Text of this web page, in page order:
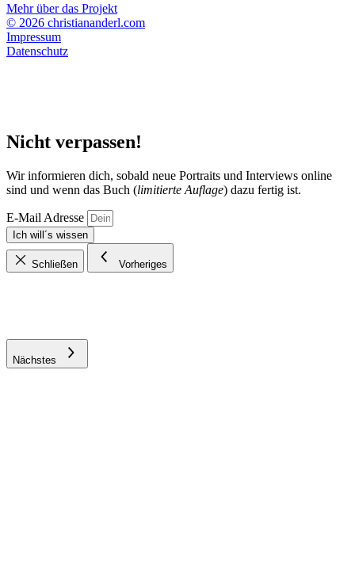
Mehr über das Projekt
© 2026 christiananderl.com
Impressum
Datenschutz
Nicht verpassen!
Wir informieren dich, sobald neue Portraits und Interviews online
sind und wenn das Buch (limitierte Auflage) dazu fertig ist.
E-Mail Adresse
Ich will´s wissen
Schließen Vorheriges
Nächstes